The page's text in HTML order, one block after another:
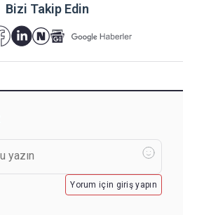
Bizi Takip Edin
Yorum için giriş yapın